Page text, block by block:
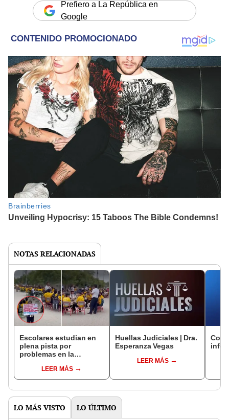
Prefiero a La República en
Google
NOTAS RELACIONADAS
Escolares estudian en
plena pista por
problemas en la
colegio: obra está
paralizada desde hace
LEER MÁS
Huellas Judiciales | Dra.
Esperanza Vegas
LEER MÁS
LO MÁS VISTO LO ÚLTIMO